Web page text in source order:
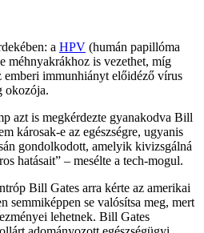
a HPV (humán papillóma
méhnyakrákhoz is vezethet, míg
emberi immunhiányt előidéző vírus
okozója.
azt is megkérdezte gyanakodva Bill
károsak-e az egészségre, ugyanis
gondolkodott, amelyik kivizsgálná
hatásait” – mesélte a tech-mogul.
Bill Gates arra kérte az amerikai
semmiképpen se valósítsa meg, mert
lehetnek. Bill Gates